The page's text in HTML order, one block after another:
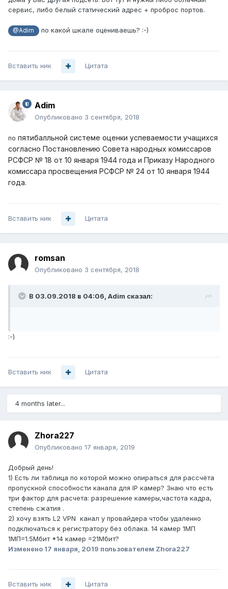
сервис, либо белый статический адрес + проброс портов.
@Adim по какой шкале оцениваешь? :-)
Вставить ник Цитата
Adim
Опубликовано 3 сентября, 2018
по пятибалльной системе оценки успеваемости учащихся
согласно Постановлению Совета народных комиссаров
РСФСР № 18 от 10 января 1944 года и Приказу Народного
комиссара просвещения РСФСР № 24 от 10 января 1944
года.
Вставить ник Цитата
romsan
Опубликовано 3 сентября, 2018
В 03.09.2018 в 04:06, Adim сказал:
:-)
Вставить ник Цитата
4 months later...
Zhora227
Опубликовано 17 января, 2019
Добрый день!
1) Есть ли таблица по которой можно опираться для рассчёта
пропускной способности канала для IP камер? Знаю что есть
три фактор для расчета: разрешение камеры,частота кадра,
степень сжатия .
2) хочу взять L2 VPN канал у провайдера чтобы удаленно
подключаться к регистратору без облака. 14 камер 1МП
1MП=1.5Мбит *14 камер =21Мбит?
Изменено 17 января, 2019 пользователем Zhora227
Вставить ник Цитата